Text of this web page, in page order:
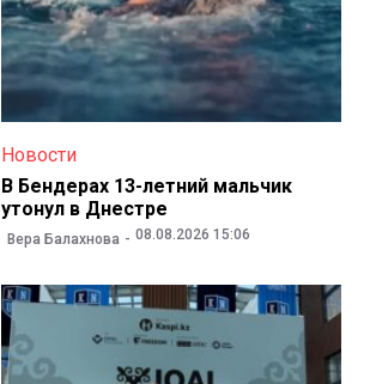
Новости
В Бендерах 13-летний мальчик
утонул в Днестре
Вера Балахнова 08.08.2026 15:06